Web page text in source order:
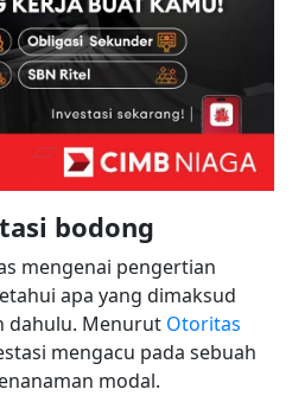
bodong
mengenai pengertian
apa yang dimaksud
dahulu. Menurut Otoritas
mengacu pada sebuah
modal.